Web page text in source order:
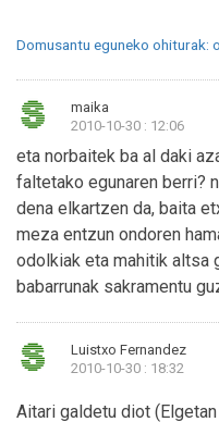
Domusantu eguneko ohiturak:
maika
2010-10-30 : 12:06
eta norbaitek ba al daki
faltetako egunaren berri?
dena elkartzen da, baita
meza entzun ondoren
odolkiak eta mahitik altsa
babarrunak sakramentu
Luistxo Fernandez
2010-10-30 : 18:32
Aitari galdetu diot